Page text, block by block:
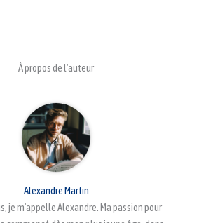
À propos de l'auteur
Alexandre Martin
je m'appelle Alexandre. Ma passion pour